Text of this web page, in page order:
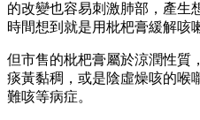
的改變也容易刺激肺部，產生
時間想到就是用枇杷膏緩解咳
但市售的枇杷膏屬於涼潤性質
痰黃黏稠，或是陰虛燥咳的喉
難咳等病症。